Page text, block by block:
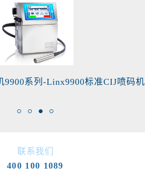
系列-Linx9900标准CIJ喷码机
联系我们
400 100 1089